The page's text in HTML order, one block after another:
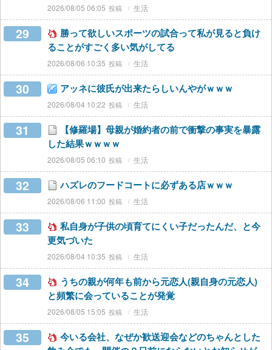
2026/08/05 06:05 生活
29
勝って欲しいスポーツの試合って私が見ると負け
ることがすごく多い気がしてる
2026/08/06 10:35 生活
30 アッネに彼氏が出来たらしいんやがｗｗｗ
2026/08/04 10:22 生活
31
【修羅場】母親が婚約者の前で衝撃の事実を暴露
した結果ｗｗｗｗ
2026/08/05 06:10 生活
32 ハズレのフードコートに必ずある店ｗｗｗ
2026/08/06 11:00 生活
33
私自身が子供の頃育てにくい子だったんだ、と今
更気づいた
2026/08/04 10:35 生活
34
うちの親が何年も前から元恋人(親自身の元恋人)
と頻繁に会っていることが発覚
2026/08/05 15:05 生活
35
今いる会社、なぜか歓送迎会などのちゃんとした